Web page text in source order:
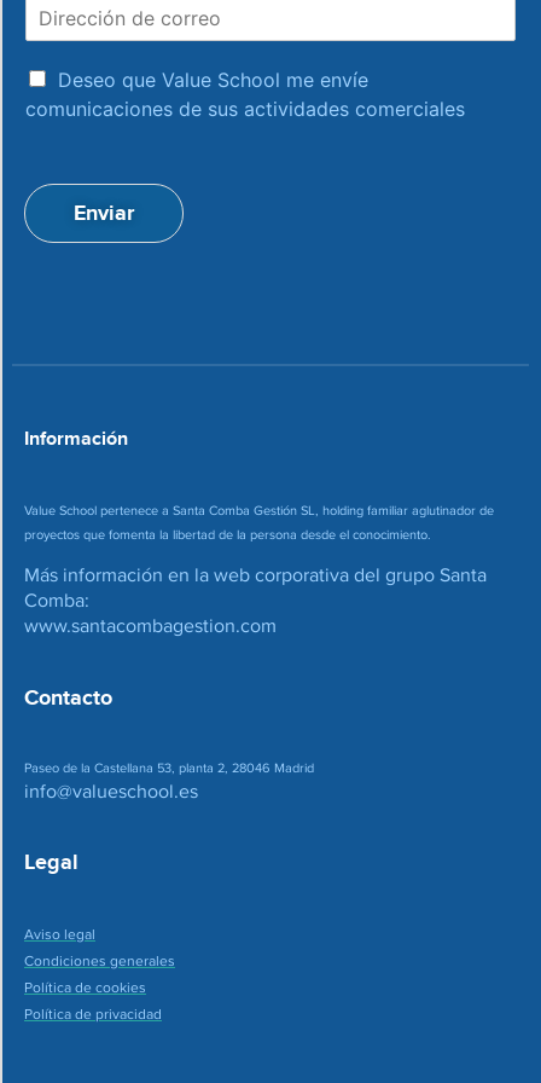
e
c
n
d
e
a
c
e
a
c
Deseo que Value School me envíe
comunicaciones de sus actividades comerciales
Enviar
Información
Value School pertenece a Santa Comba Gestión SL, holding familiar aglutinador de
proyectos que fomenta la libertad de la persona desde el conocimiento.
Más información en la web corporativa del grupo Santa
Comba:
www.santacombagestion.com
Contacto
Paseo de la Castellana 53, planta 2, 28046 Madrid
info@valueschool.es
Legal
Aviso legal
Condiciones generales
Política de cookies
Política de privacidad